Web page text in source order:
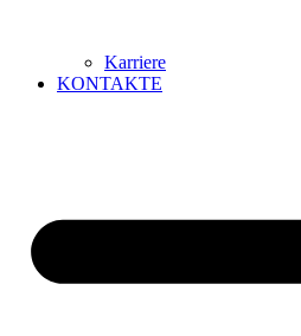
Karriere
KONTAKTE